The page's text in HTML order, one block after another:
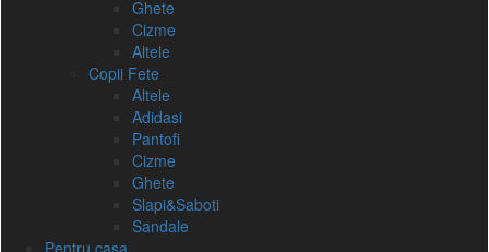
Ghete
Cizme
Altele
Copii Fete
Altele
Adidasi
Pantofi
Cizme
Ghete
Slapi&Saboti
Sandale
Pentru casa